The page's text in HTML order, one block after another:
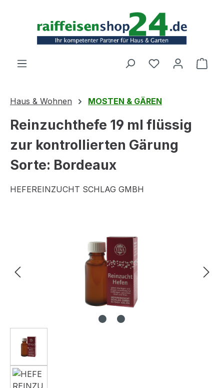
Haus & Wohnen MOSTEN & GÄREN
Reinzuchthefe 19 ml flüssig
zur kontrollierten Gärung
Sorte: Bordeaux
HEFEREINZUCHT SCHLAG GMBH